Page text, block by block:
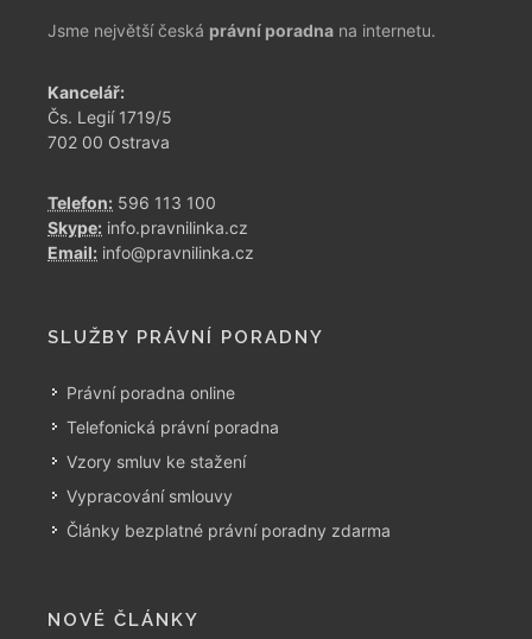
Jsme největší česká právní poradna na internetu.
Kancelář:
Čs. Legií 1719/5
702 00 Ostrava
Telefon: 596 113 100
Skype: info.pravnilinka.cz
Email: info@pravnilinka.cz
SLUŽBY PRÁVNÍ PORADNY
Právní poradna online
Telefonická právní poradna
Vzory smluv ke stažení
Vypracování smlouvy
Články bezplatné právní poradny zdarma
NOVÉ ČLÁNKY